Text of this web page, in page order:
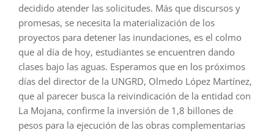
decidido atender las solicitudes. Más que discursos y
promesas, se necesita la materialización de los
proyectos para detener las inundaciones, es el colmo
que al día de hoy, estudiantes se encuentren dando
clases bajo las aguas. Esperamos que en los próximos
días del director de la UNGRD, Olmedo López Martínez,
que al parecer busca la reivindicación de la entidad con
La Mojana, confirme la inversión de 1,8 billones de
pesos para la ejecución de las obras complementarias